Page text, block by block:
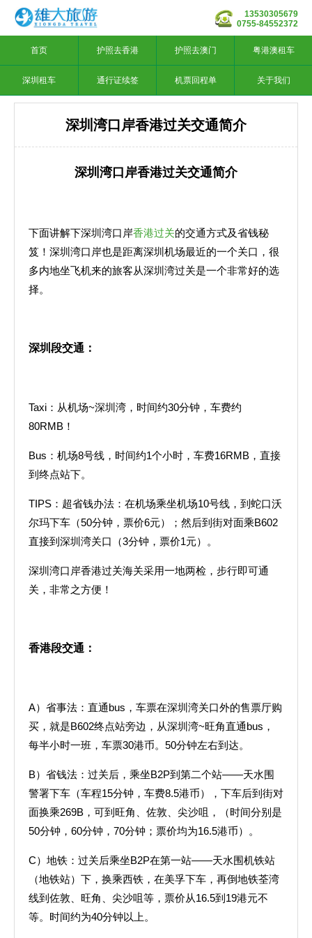
13530305679
0755-84552372
首页 护照去香港 护照去澳门 粤港澳租车
深圳租车 通行证续签 机票回程单 关于我们
深圳湾口岸香港过关交通简介
深圳湾口岸香港过关交通简介
下面讲解下深圳湾口岸香港过关的交通方式及省钱秘
笈！深圳湾口岸也是距离深圳机场最近的一个关口，很
多内地坐飞机来的旅客从深圳湾过关是一个非常好的选
择。
深圳段交通：
Taxi：从机场~深圳湾，时间约30分钟，车费约
80RMB！
Bus：机场8号线，时间约1个小时，车费16RMB，直接
到终点站下。
TIPS：超省钱办法：在机场乘坐机场10号线，到蛇口沃
尔玛下车（50分钟，票价6元）；然后到街对面乘B602
直接到深圳湾关口（3分钟，票价1元）。
深圳湾口岸香港过关海关采用一地两检，步行即可通
关，非常之方便！
香港段交通：
A）省事法：直通bus，车票在深圳湾关口外的售票厅购
买，就是B602终点站旁边，从深圳湾~旺角直通bus，
每半小时一班，车票30港币。50分钟左右到达。
B）省钱法：过关后，乘坐B2P到第二个站——天水围
警署下车（车程15分钟，车费8.5港币），下车后到街对
面换乘269B，可到旺角、佐敦、尖沙咀，（时间分别是
50分钟，60分钟，70分钟；票价均为16.5港币）。
C）地铁：过关后乘坐B2P在第一站——天水围机铁站
（地铁站）下，换乘西铁，在美孚下车，再倒地铁荃湾
线到佐敦、旺角、尖沙咀等，票价从16.5到19港元不
等。时间约为40分钟以上。